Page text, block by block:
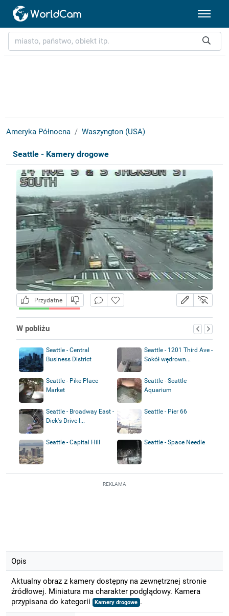
Ameryka Północna Waszyngton (USA)
Seattle - Kamery drogowe
Przydatne
W pobliżu
Seattle - Central
Business District
Seattle - 1201 Third Ave -
Sokół wędrown...
Seattle - Pike Place
Market
Seattle - Seattle
Aquarium
Seattle - Broadway East -
Dick's Drive-I...
Seattle - Pier 66
Seattle - Capital Hill Seattle - Space Needle
REKLAMA
Opis
Aktualny obraz z kamery dostępny na zewnętrznej stronie
źródłowej. Miniatura ma charakter podglądowy. Kamera
przypisana do kategorii
Kamery drogowe .